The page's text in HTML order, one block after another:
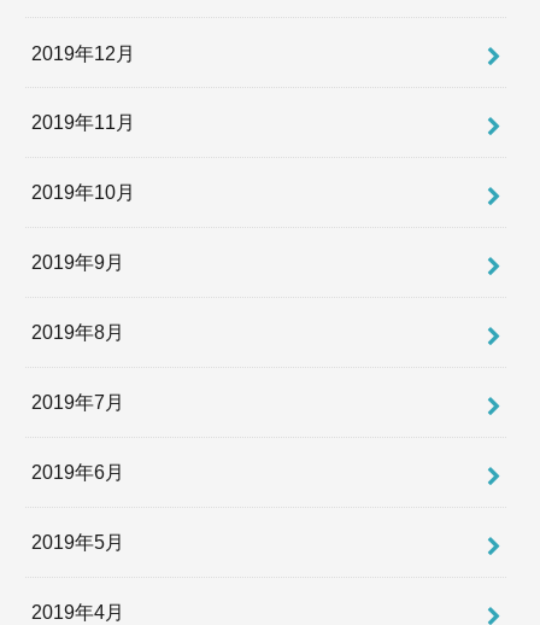
2019年12月
2019年11月
2019年10月
2019年9月
2019年8月
2019年7月
2019年6月
2019年5月
2019年4月